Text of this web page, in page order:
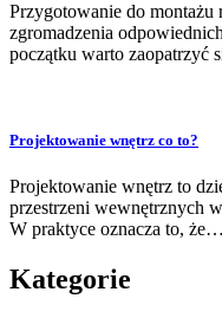
Przygotowanie do montażu
zgromadzenia
początku warto zaopatrzyć
Projektowanie wnętrz co to?
Projektowanie wnętrz to
przestrzeni wewnętrznych
W praktyce oznacza to, że…
Kategorie